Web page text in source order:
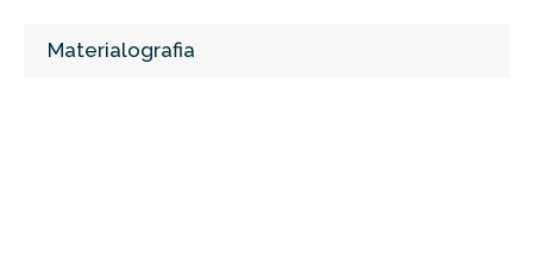
Materialografia